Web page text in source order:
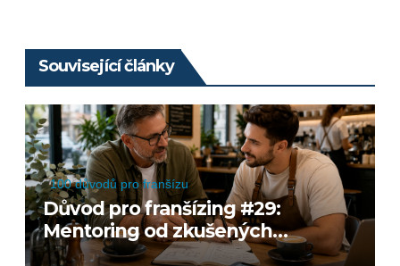
Související články
100 důvodů pro franšízu
Důvod pro franšízing #29:
Mentoring od zkušených
podnikatelů